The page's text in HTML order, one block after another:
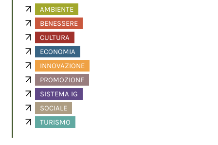
AMBIENTE
BENESSERE
CULTURA
ECONOMIA
INNOVAZIONE
PROMOZIONE
SISTEMA IG
SOCIALE
TURISMO